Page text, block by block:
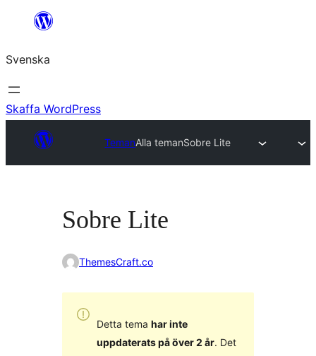
Hoppa
innehåll
Svenska
Skaffa WordPress
TemanAlla temanSobre Lite
Sobre Lite
ThemesCraft.co
Detta tema har inte
uppdaterats på över 2 år. Det